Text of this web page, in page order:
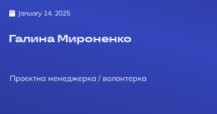
January 14, 2025
Галина Мироненко
Проєктна менеджерка / волонтерка